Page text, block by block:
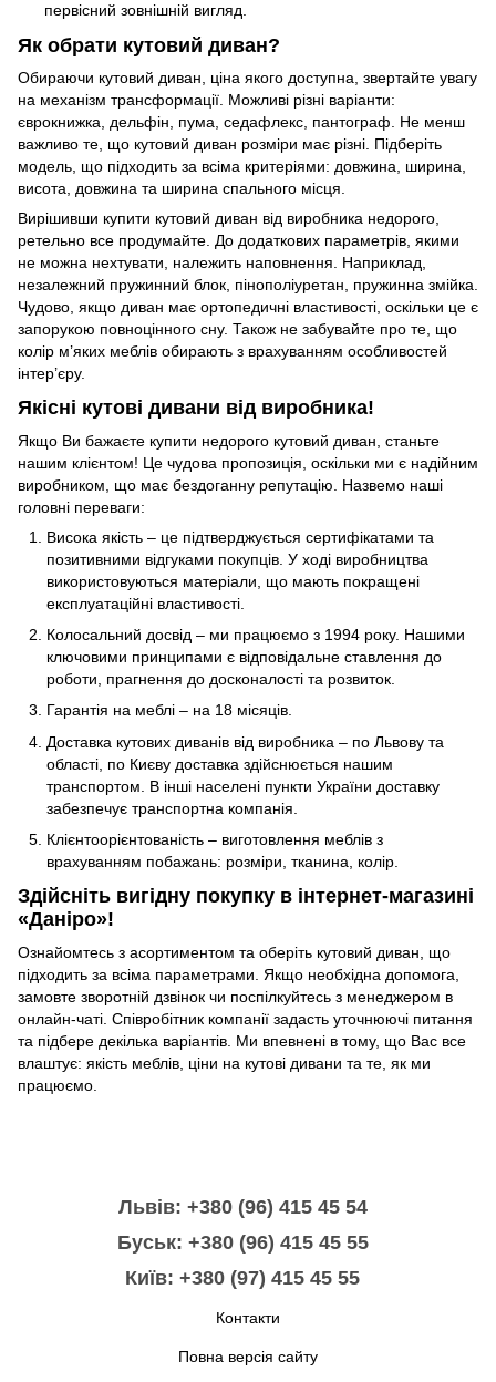
первісний зовнішній вигляд.
Як обрати кутовий диван?
Обираючи кутовий диван, ціна якого доступна, звертайте увагу
на механізм трансформації. Можливі різні варіанти:
єврокнижка, дельфін, пума, седафлекс, пантограф. Не менш
важливо те, що кутовий диван розміри має різні. Підберіть
модель, що підходить за всіма критеріями: довжина, ширина,
висота, довжина та ширина спального місця.
Вирішивши купити кутовий диван від виробника недорого,
ретельно все продумайте. До додаткових параметрів, якими
не можна нехтувати, належить наповнення. Наприклад,
незалежний пружинний блок, пінополіуретан, пружинна змійка.
Чудово, якщо диван має ортопедичні властивості, оскільки це є
запорукою повноцінного сну. Також не забувайте про те, що
колір м’яких меблів обирають з врахуванням особливостей
інтер’єру.
Якісні кутові дивани від виробника!
Якщо Ви бажаєте купити недорого кутовий диван, станьте
нашим клієнтом! Це чудова пропозиція, оскільки ми є надійним
виробником, що має бездоганну репутацію. Назвемо наші
головні переваги:
Висока якість – це підтверджується сертифікатами та
позитивними відгуками покупців. У ході виробництва
використовуються матеріали, що мають покращені
експлуатаційні властивості.
Колосальний досвід – ми працюємо з 1994 року. Нашими
ключовими принципами є відповідальне ставлення до
роботи, прагнення до досконалості та розвиток.
Гарантія на меблі – на 18 місяців.
Доставка кутових диванів від виробника – по Львову та
області, по Києву доставка здійснюється нашим
транспортом. В інші населені пункти України доставку
забезпечує транспортна компанія.
Клієнтоорієнтованість – виготовлення меблів з
врахуванням побажань: розміри, тканина, колір.
Здійсніть вигідну покупку в інтернет-магазині
«Даніро»!
Ознайомтесь з асортиментом та оберіть кутовий диван, що
підходить за всіма параметрами. Якщо необхідна допомога,
замовте зворотній дзвінок чи поспілкуйтесь з менеджером в
онлайн-чаті. Співробітник компанії задасть уточнюючі питання
та підбере декілька варіантів. Ми впевнені в тому, що Вас все
влаштує: якість меблів, ціни на кутові дивани та те, як ми
працюємо.
Львів: +380 (96) 415 45 54
Буськ: +380 (96) 415 45 55
Київ: +380 (97) 415 45 55
Контакти
Повна версія сайту